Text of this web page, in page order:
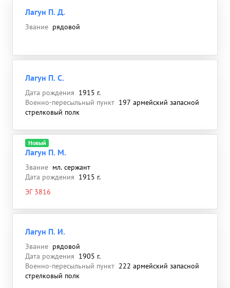
Лагун П. Д.
Звание рядовой
Лагун П. С.
Дата рождения 1915 г.
Военно-пересыльный пункт 197 армейский запасной
стрелковый полк
Новый
Лагун П. М.
Звание мл. сержант
Дата рождения 1915 г.
ЭГ 3816
Лагун П. И.
Звание рядовой
Дата рождения 1905 г.
Военно-пересыльный пункт 222 армейский запасной
стрелковый полк